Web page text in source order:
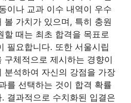
이나 교과 이수 내역이 우수
볼 가치가 있으며, 특히 충원
할 때는 최초 합격을 목표로
필요합니다. 또한 서울시립
구체적으로 제시하는 경향이
분석하여 자신의 강점을 가장
를 선택하는 것이 합격 확률
결과적으로 수치화된 입결은